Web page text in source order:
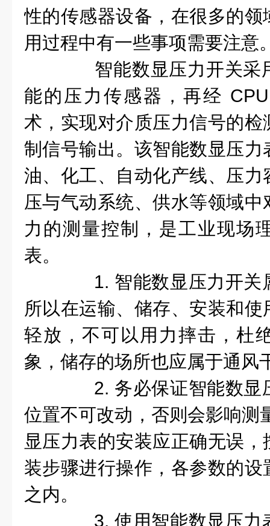
性的传感器设备，在很多的领
用过程中有一些事项需要注意
智能数显压力开关采
能的 压力传感器，再经
术，实现对介质压力信号的
制信号输出。该智能数显压力
油、化工、
自动化产线、 压力
压与气动系统、供水等领域
力的测量控制，是工业现场
表。
1. 智能数显压力开关
所以在运输、储存、安装和
轻放，不可以用力摔击，杜
象，储存的场所也应属于通风
2. 务必保证智能数显
位置不可改动，否则会影响测
显压力表的安装应正确无误，
装步骤进行操作 ，各参数的
之内。
3. 使用智能数显压力